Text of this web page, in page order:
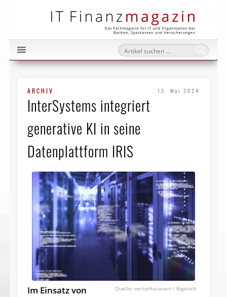
ARCHIV 13. Mai 2024
InterSystems integriert
generative KI in seine
Datenplattform IRIS
vectorfusionart / Bigstock
Im Einsatz von